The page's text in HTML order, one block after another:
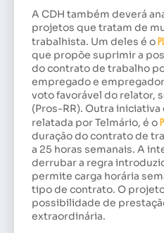
A CDH também deverá
projetos que tratam de
trabalhista. Um deles é o
que propõe suprimir a
do contrato de trabalho
empregado e
voto favorável do relator,
(Pros-RR). Outra
relatada por Telmário, é o
duração do contrato de
a 25 horas semanais. A
derrubar a regra
permite carga horária
tipo de contrato. O
possibilidade de
extraordinária.